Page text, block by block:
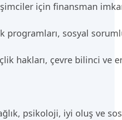
için finansman
programları, sosyal
hakları, çevre bilinci ve
psikoloji, iyi oluş ve